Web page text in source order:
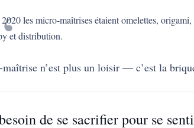
les micro-maîtrises étaient omelettes,
et distribution.
n’est plus un loisir — c’est la
de se sacrifier pour se